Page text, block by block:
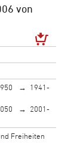
von
1941-
2001-
Freiheiten